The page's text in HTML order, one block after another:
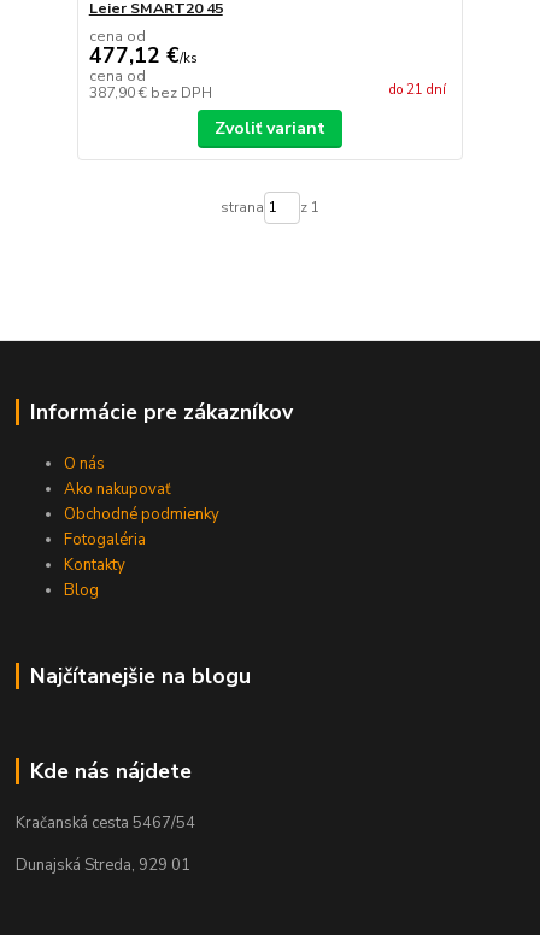
Leier SMART20 45
cena od
477,12 €/ks
cena od
387,90 € bez DPH do 21 dní
Zvoliť variant
strana z 1
Informácie pre zákazníkov
O nás
Ako nakupovať
Obchodné podmienky
Fotogaléria
Kontakty
Blog
Najčítanejšie na blogu
Kde nás nájdete
Kračanská cesta 5467/54
Dunajská Streda, 929 01